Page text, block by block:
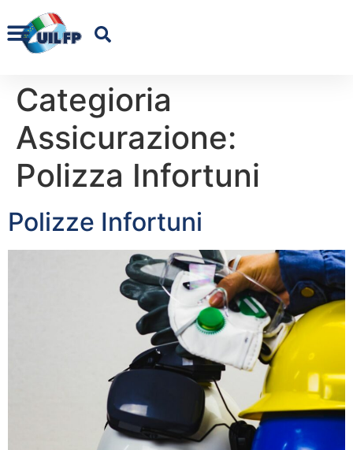
Categioria
Assicurazione:
Polizza Infortuni
Polizze Infortuni